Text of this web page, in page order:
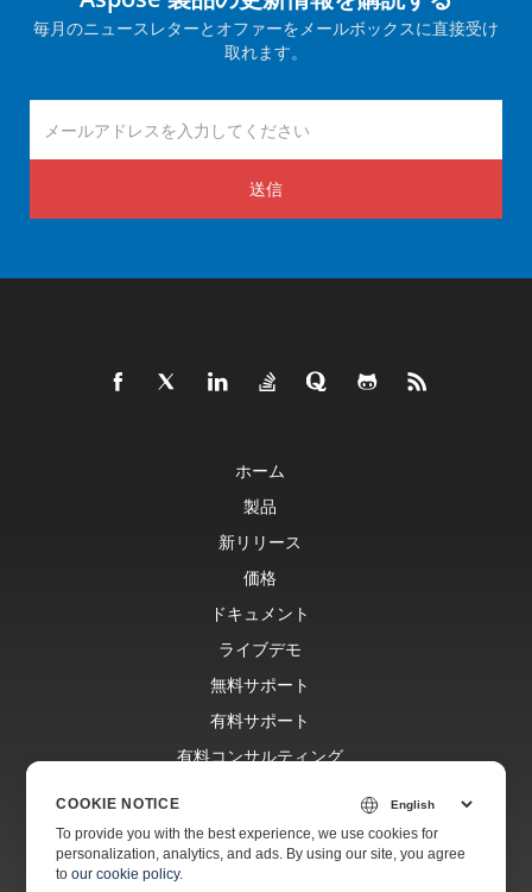
毎月のニュースレターとオファーをメールボックスに直接受け
取れます。
送信
ホーム
製品
新リリース
価格
ドキュメント
ライブデモ
無料サポート
有料サポート
有料コンサルティング
ウェブサイト
会社情報
COOKIE NOTICE
To provide you with the best experience, we use cookies for
personalization, analytics, and ads. By using our site, you agree
toour cookie policy.